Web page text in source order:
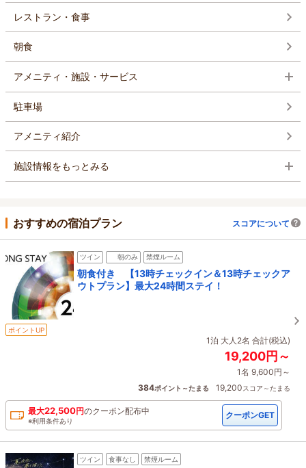
レストラン・食事
朝食
アメニティ・施設・サービス
駐車場
アメニティ紹介
施設情報をもっとみる
おすすめの宿泊プラン スコアについて
ツイン 朝のみ 禁煙ルーム
朝食付き 【13時チェックイン＆13時チェックア
ウトプラン】最大24時間ステイ！
ポイントUP
1泊 大人2名 合計(税込)
19,200円～
1名 9,600円～
384ポイント～たまる 19,200スコア～たまる
最大22,500円のクーポン配布中
※利用条件あり
クーポンGET
ツイン 食事なし 禁煙ルーム